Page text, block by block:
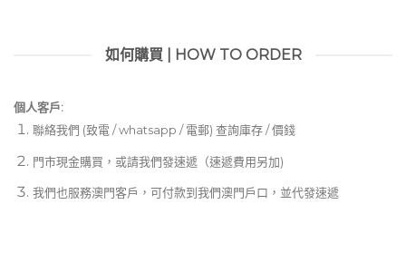
如何購買 | HOW TO ORDER
個人客戶:
聯絡我們 (致電 / whatsapp / 電郵) 查詢庫存 / 價錢
門市現金購買，或請我們發速遞（速遞費用另加)
我們也服務澳門客戶，可付款到我們澳門戶口，並代發速遞